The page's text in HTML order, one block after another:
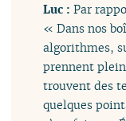
Luc :Par
« Dans nos
algorithmes,
prennent
trouvent des
quelques